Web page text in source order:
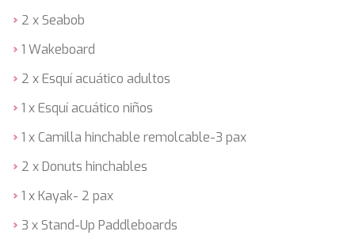
2 x Seabob
1 Wakeboard
2 x Esquí acuático adultos
1 x Esquí acuático niños
1 x Camilla hinchable remolcable-3 pax
2 x Donuts hinchables
1 x Kayak- 2 pax
3 x Stand-Up Paddleboards
DOLCE VITA IV
DONNA DEL MARE
E3
ELLY
ELVI
EOLIA
ESMERALDA OF THE SEAS
ETERNAL SPARK
ETERNITY